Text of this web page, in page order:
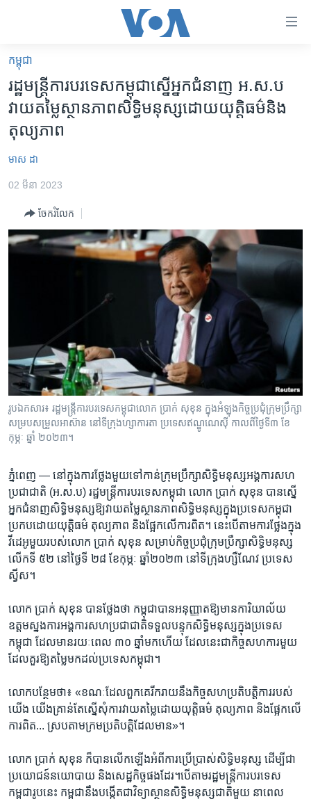
គេហទំព័រ​
ទាក់ទង
រំលង​
និង​
ចូល​
ទំព័រ​
ព័ត៌មាន​​
រំលង​
និង​
រំលង​
និង​
ចូល​
ទៅ​
កាន់​
ទំព័រ​
ស្វែង​
កម្ពុជា
អន្តរជាតិ
ព្រឹត្តិការណ៍ព័ត៌មាន
ទូរទស្សន៍ / វីដេអូ​
Khmer English
បណ្តាញ​សង្គម
ភាសា
កម្ពុជា
រដ្ឋមន្រ្តីការបរទេសកម្ពុជាស្នើអ្នកជំនាញ អ.ស.ប
វាយតម្លៃស្ថានភាពសិទ្ធិមនុស្សដោយយុត្តិធម៌និង
តុល្យភាព
មាស​ ដា
02 មីនា 2023
ចែករំលែក
រូបឯកសារ៖ រដ្ឋមន្ត្រីការបរទេសកម្ពុជាលោក ប្រាក់ សុខុន ក្នុងអំឡុងកិច្ចប្រជុំក្រុមប្រឹក្សា
សម្របសម្រួលអាស៊ាន នៅទីក្រុងហ្សាការតា ប្រទេសឥណ្ឌូណេស៊ី កាលពីថ្ងៃទី​៣ ខែ
កុម្ភៈ ឆ្នាំ ២០២៣។
ភ្នំពេញ — នៅ​ក្នុង​ការ​ថ្លែង​មួយ​ទៅ​កាន់​ក្រុម​ប្រឹក្សា​សិទ្ធិ​មនុស្ស​អង្គការ​សហ
ប្រជាជាតិ ​(អ.ស.ប) រដ្ឋមន្រ្តី​ការបរទេស​កម្ពុជា​ លោក ប្រាក់ សុខុន បាន​ស្នើ​
អ្នក​ជំនាញ​សិទ្ធិ​មនុស្ស​ឱ្យវាយ​តម្លៃ​ស្ថានភាព​សិទ្ធិ​មនុស្ស​ក្នុង​ប្រទេស​កម្ពុជា​
ប្រកប​ដោយ​យុត្តិធម៌​ តុល្យភាព​ និង​ផ្អែក​លើ​ការ​ពិត។ នេះ​បើ​តាម​ការ​ថ្លែង​ក្នុង​
វីដេអូ​មួយ​របស់​លោក ប្រាក់ សុខុន សម្រាប់​កិច្ច​ប្រជុំ​ក្រុម​ប្រឹក្សា​សិទ្ធិ​មនុស្ស​
លើក​ទី​ ៥២ នៅ​ថ្ងៃ​ទី​ ២៨ ខែ​កុម្ភៈ​ ឆ្នាំ​២០២៣ ​នៅ​ទីក្រុង​ហ្សឺណែវ ប្រទេស
ស្វីស។
លោក​ ប្រាក់ សុខុន បាន​ថ្លែង​ថា ​កម្ពុជា​បាន​អនុញ្ញាត​ឱ្យមាន​ការិយាល័យ​
ឧត្តម​ស្នង​ការ​អង្គការ​សហប្រជាជាតិ​ទទួល​បន្ទុក​សិទ្ធិ​មនុស្ស​ក្នុង​ប្រទេស​
កម្ពុជា ដែល​មាន​រយៈ​ពេល​ ៣០ ឆ្នាំ​មក​ហើយ ដែល​នេះ​ជា​កិច្ច​សហការ​មួយ​
ដែល​គួរ​ឱ្យតម្លៃ​មក​ដល់​ប្រទេស​កម្ពុជា។
លោក​បន្ថែម​ថា៖ «ខណៈ​ដែល​ពួកគេរីករាយ​នឹង​កិច្ច​សហ​ប្រតិបត្តិ​ការ​របស់​
យើង យើង​គ្រាន់​តែ​ស្នើ​សុំការ​វាយ​តម្លៃ​ដោយ​យុត្តិធម៌ តុល្យភាព និង​ផ្អែក​លើ​
ការ​ពិត... ស្រប​តាម​ក្រម​ប្រតិបត្តិ​ដែល​មាន»។
លោក ប្រាក់ សុខុន ក៏​បាន​លើក​ឡើង​អំពី​ការ​ប្រើប្រាស់​សិទ្ធិ​មនុស្ស ដើម្បី​ជា
ប្រយោជន៍​នយោបាយ និង​សេដ្ឋកិច្ច​ផង​ដែរ។បើ​តាមរដ្ឋមន្រ្តី​ការបរទេស​
កម្ពុជារូបនេះ កម្ពុជា​នឹង​បង្កើត​ជា​វិទ្យា​ស្ថាន​សិទ្ធិ​មនុស្សជាតិ​មួយ នា​ពេល​